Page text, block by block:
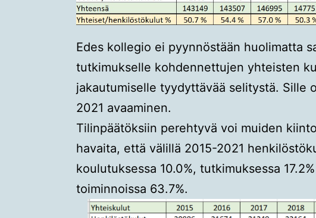
Edes kollegio ei pyynnöstään huolimatta
tutkimukselle kohdennettujen yhteisten
jakautumiselle tyydyttävää selitystä. Sille
2021 avaaminen.
Tilinpäätöksiin perehtyvä voi muiden
havaita, että välillä 2015-2021
koulutuksessa 10.0%, tutkimuksessa
toiminnoissa 63.7%.